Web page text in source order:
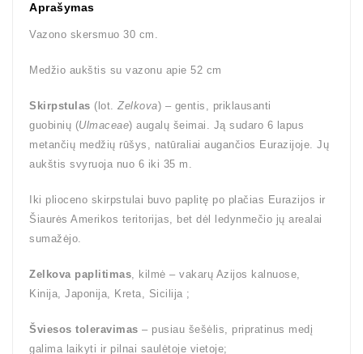
Aprašymas
Vazono skersmuo 30 cm.
Medžio aukštis su vazonu apie 52 cm
Skirpstulas (lot. Zelkova) – gentis, priklausanti
guobinių (Ulmaceae) augalų šeimai. Ją sudaro 6 lapus
metančių medžių rūšys, natūraliai augančios Eurazijoje. Jų
aukštis svyruoja nuo 6 iki 35 m.
Iki plioceno skirpstulai buvo paplitę po plačias Eurazijos ir
Šiaurės Amerikos teritorijas, bet dėl ledynmečio jų arealai
sumažėjo.
Zelkova paplitimas, kilmė – vakarų Azijos kalnuose,
Kinija, Japonija, Kreta, Sicilija ;
Šviesos toleravimas – pusiau šešėlis, pripratinus medį
galima laikyti ir pilnai saulėtoje vietoje;